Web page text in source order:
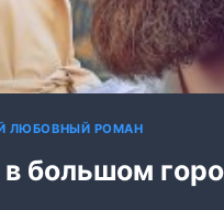
ЛЮБОВНЫЙ РОМАН
большом